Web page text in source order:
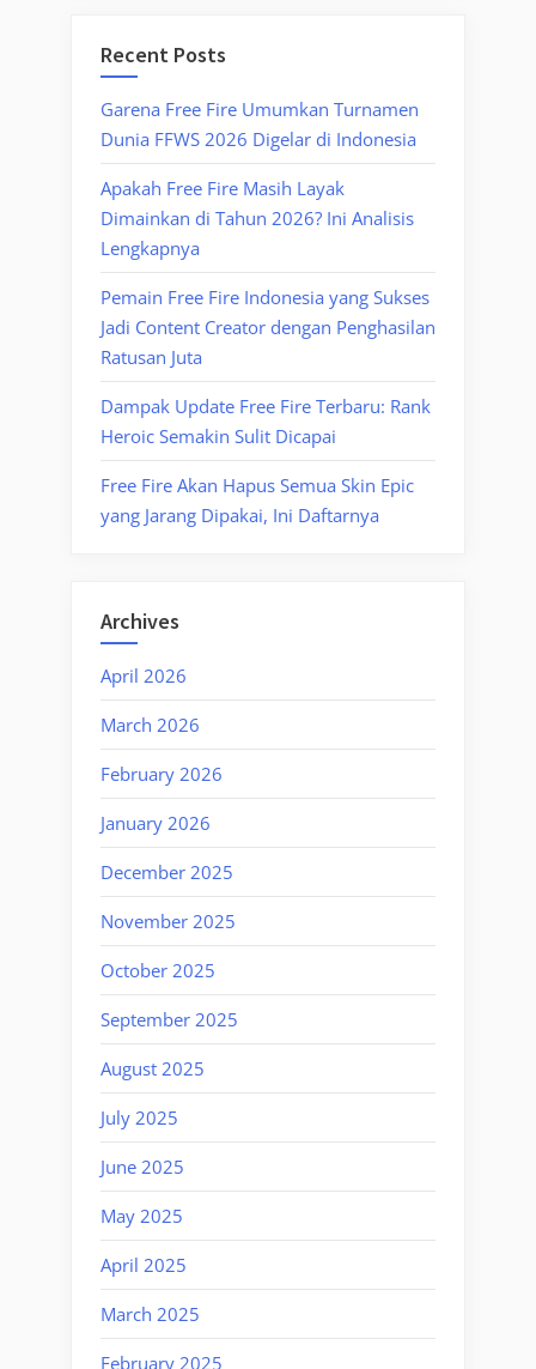
Recent Posts
Garena Free Fire Umumkan Turnamen
Dunia FFWS 2026 Digelar di Indonesia
Apakah Free Fire Masih Layak
Dimainkan di Tahun 2026? Ini Analisis
Lengkapnya
Pemain Free Fire Indonesia yang Sukses
Jadi Content Creator dengan Penghasilan
Ratusan Juta
Dampak Update Free Fire Terbaru: Rank
Heroic Semakin Sulit Dicapai
Free Fire Akan Hapus Semua Skin Epic
yang Jarang Dipakai, Ini Daftarnya
Archives
April 2026
March 2026
February 2026
January 2026
December 2025
November 2025
October 2025
September 2025
August 2025
July 2025
June 2025
May 2025
April 2025
March 2025
February 2025